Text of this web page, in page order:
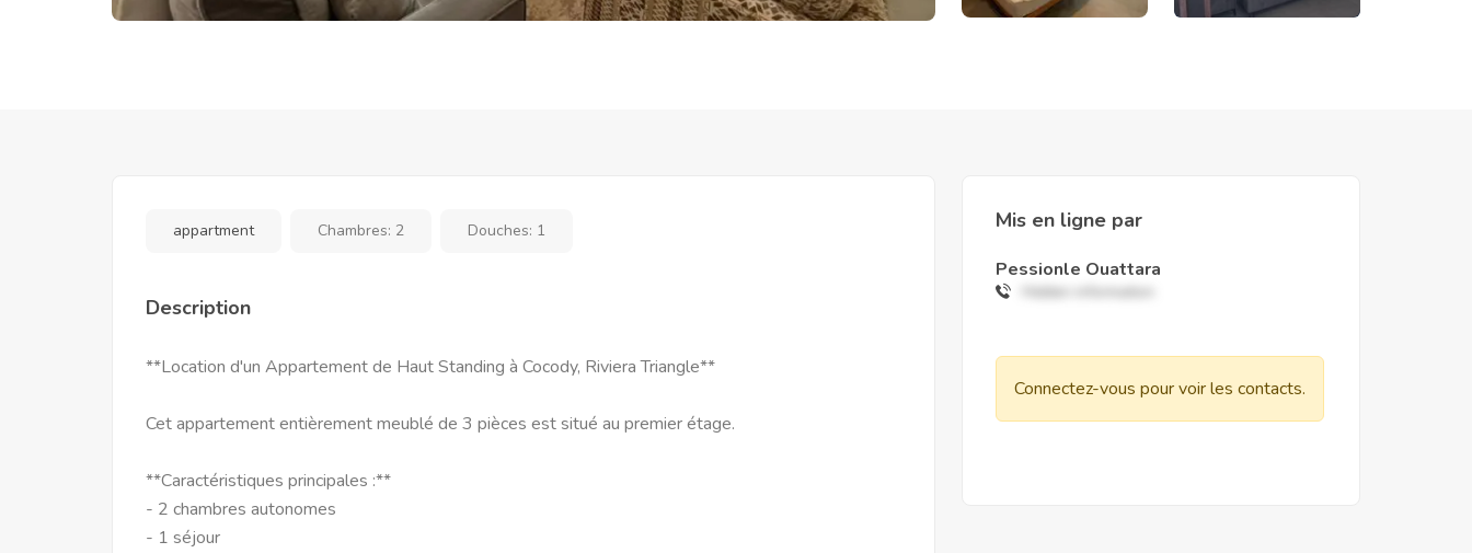
appartment Chambres: 2 Douches: 1
Description
**Location d'un Appartement de Haut Standing à Cocody, Riviera Triangle**
Cet appartement entièrement meublé de 3 pièces est situé au premier étage.
**Caractéristiques principales :**
- 2 chambres autonomes
- 1 séjour
Mis en ligne par
Pessionle Ouattara
Hidden information
Connectez-vous pour voir les contacts.